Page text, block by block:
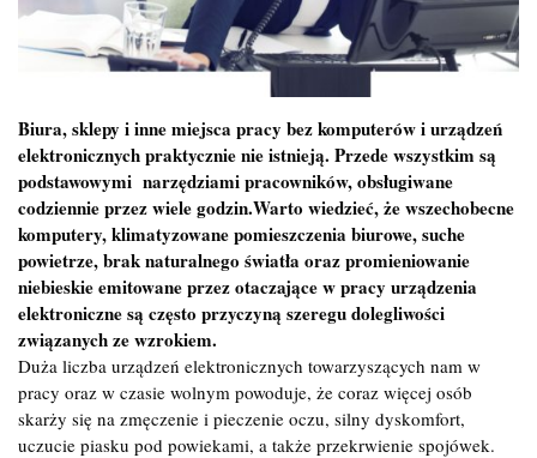
Biura, sklepy i inne miejsca pracy bez komputerów i urządzeń
elektronicznych praktycznie nie istnieją. Przede wszystkim są
podstawowymi narzędziami pracowników, obsługiwane
codziennie przez wiele godzin.Warto wiedzieć, że wszechobecne
komputery, klimatyzowane pomieszczenia biurowe, suche
powietrze, brak naturalnego światła oraz promieniowanie
niebieskie emitowane przez otaczające w pracy urządzenia
elektroniczne są często przyczyną szeregu dolegliwości
związanych ze wzrokiem.
Duża liczba urządzeń elektronicznych towarzyszących nam w
pracy oraz w czasie wolnym powoduje, że coraz więcej osób
skarży się na zmęczenie i pieczenie oczu, silny dyskomfort,
uczucie piasku pod powiekami, a także przekrwienie spojówek.